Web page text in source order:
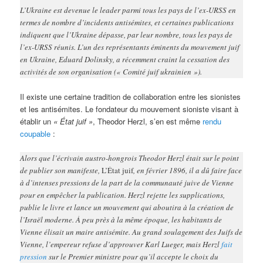
L’Ukraine est devenue le leader parmi tous les pays de l’ex-URSS en
termes de nombre d’incidents antisémites, et certaines publications
indiquent que l’Ukraine dépasse, par leur nombre, tous les pays de
l’ex-URSS réunis. L’un des représentants éminents du mouvement juif
en Ukraine, Eduard Dolinsky, a récemment craint la cessation des
activités de son organisation (« Comité juif ukrainien »).
Il existe une certaine tradition de collaboration entre les sionistes
et les antisémites. Le fondateur du mouvement sioniste visant à
établir un « État juif », Theodor Herzl, s’en est même rendu
coupable :
Alors que l’écrivain austro-hongrois Theodor Herzl était sur le point
de publier son manifeste,L’État juif, en février 1896, il a dû faire face
à d’intenses pressions de la part de la communauté juive de Vienne
pour en empêcher la publication. Herzl rejette les supplications,
publie le livre et lance un mouvement qui aboutira à la création de
l’Israël moderne. À peu près à la même époque, les habitants de
Vienne élisait un maire antisémite. Au grand soulagement des Juifs de
Vienne, l’empereur refuse d’approuver Karl Lueger, mais Herzlfait
pression sur le Premier ministre pour qu’il accepte le choix du